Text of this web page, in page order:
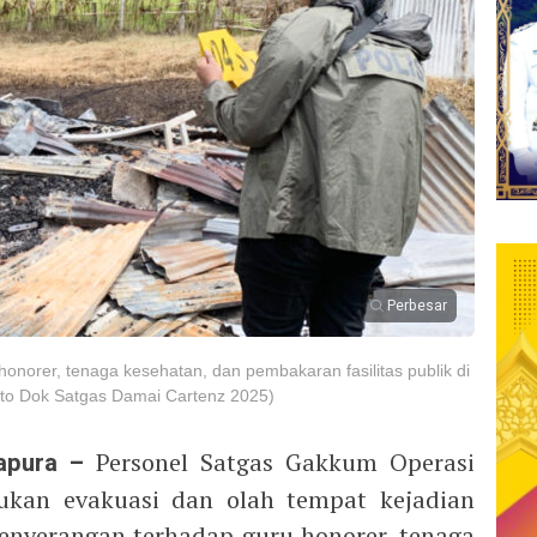
Perbesar
tenaga kesehatan, dan pembakaran fasilitas publik di
Dok Satgas Damai Cartenz 2025)
– Personel Satgas Gakkum Operasi
evakuasi dan olah tempat kejadian